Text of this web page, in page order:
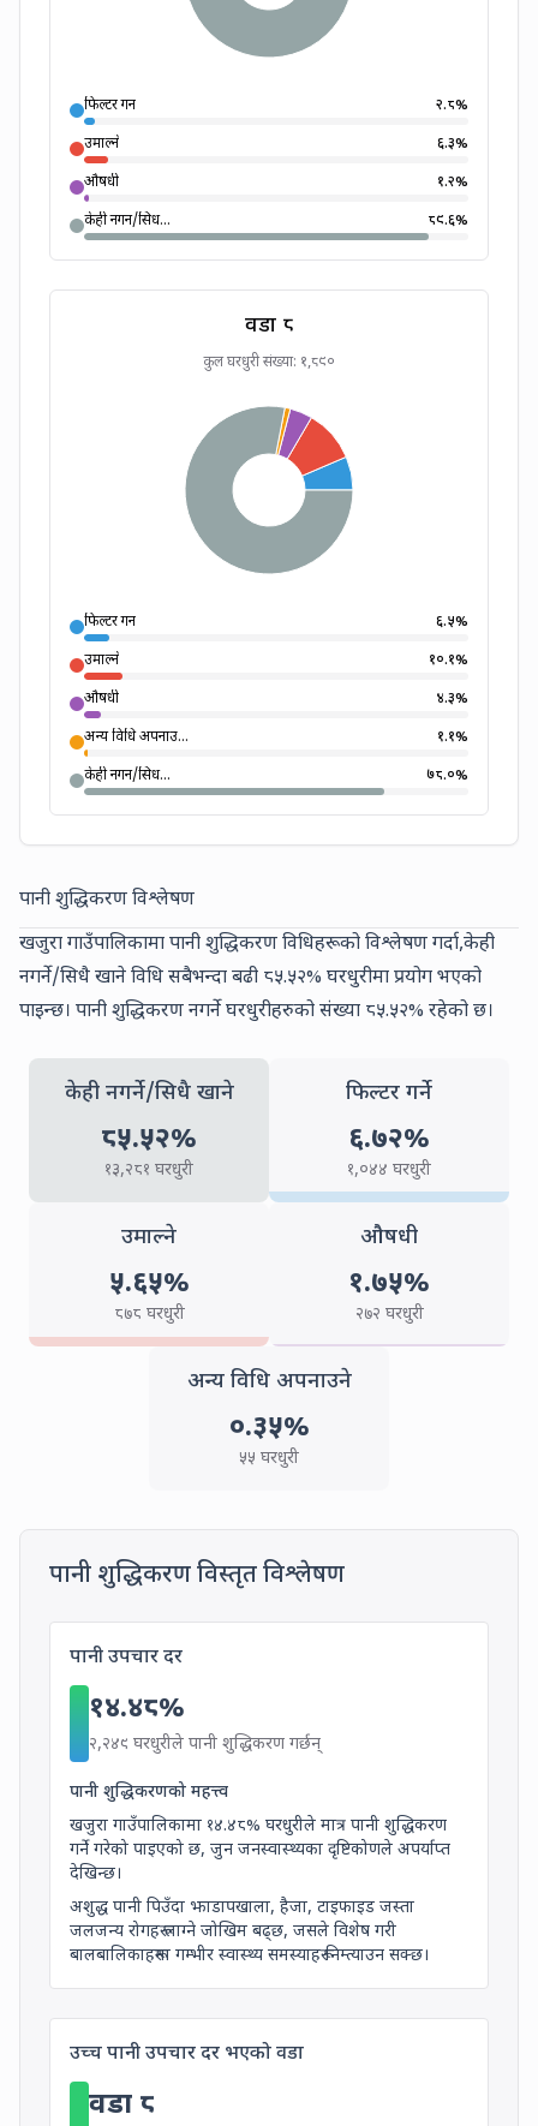
फिल्टर गर्ने २.८%
उमाल्ने
६.३%
औषधी
१.२%
केही नगर्ने/सिध...
८९.६%
वडा ८
कुल घरधुरी संख्या: १,८९०
फिल्टर गर्ने ६.५%
उमाल्ने
१०.१%
औषधी
४.३%
अन्य विधि अपनाउ...
१.१%
केही नगर्ने/सिध...
७८.०%
पानी शुद्धिकरण विश्लेषण
खजुरा गाउँपालिकामा पानी शुद्धिकरण विधिहरूको विश्लेषण गर्दा,केही
नगर्ने/सिधै खानेविधि सबैभन्दा बढी ८५.५२% घरधुरीमा प्रयोग भएको
पाइन्छ। पानी शुद्धिकरण नगर्ने घरधुरीहरुको संख्या ८५.५२% रहेको छ।
केही नगर्ने/सिधै खानेNO_ANY_FILTERING
८५.५२%
१३,२८१ घरधुरी( households)
फिल्टर गर्ने
६.७२%
१,०४४ घरधुरी(
उमाल्नेBOILING
५.६५%
८७८ घरधुरी(
औषधी
१.७५%
२७२ घरधुरी(
अन्य विधि अपनाउनेOTHER
०.३५%
५५ घरधुरी(
पानी शुद्धिकरण विस्तृत विश्लेषणDetailed Water
पानी उपचार दरWater Treatment Rate in Khajura
१४.४८%
२,२४९ घरधुरीले पानी शुद्धिकरण गर्छन्2,249
पानी शुद्धिकरणको महत्त्व
खजुरा गाउँपालिकामा १४.४८% घरधुरीले मात्र पानी शुद्धिकरण
गर्ने गरेको पाइएको छ, जुन जनस्वास्थ्यका दृष्टिकोणले अपर्याप्त
देखिन्छ।
अशुद्ध पानी पिउँदा झाडापखाला, हैजा, टाइफाइड जस्ता
जलजन्य रोगहरू लाग्ने जोखिम बढ्छ, जसले विशेष गरी
बालबालिकाहरूमा गम्भीर स्वास्थ्य समस्याहरू निम्त्याउन सक्छ।
उच्च पानी उपचार दर भएको वडाWard with Highest
वडा ८